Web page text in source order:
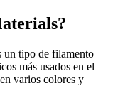
tipo de filamento
más usados en el
varios colores y